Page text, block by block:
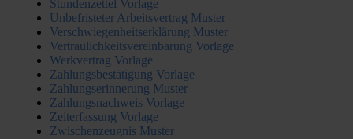
Stundenzettel Vorlage
Unbefristeter Arbeitsvertrag Muster
Verschwiegenheitserklärung Muster
Vertraulichkeitsvereinbarung Vorlage
Werkvertrag Vorlage
Zahlungsbestätigung Vorlage
Zahlungserinnerung Muster
Zahlungsnachweis Vorlage
Zeiterfassung Vorlage
Zwischenzeugnis Muster